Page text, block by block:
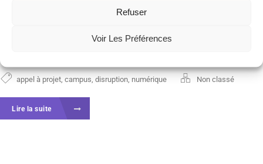
Refuser
Voir Les Préférences
entreprises au centre du cursus, financé par le
appel à projet campus disruption numérique Non classé
Lire la suite